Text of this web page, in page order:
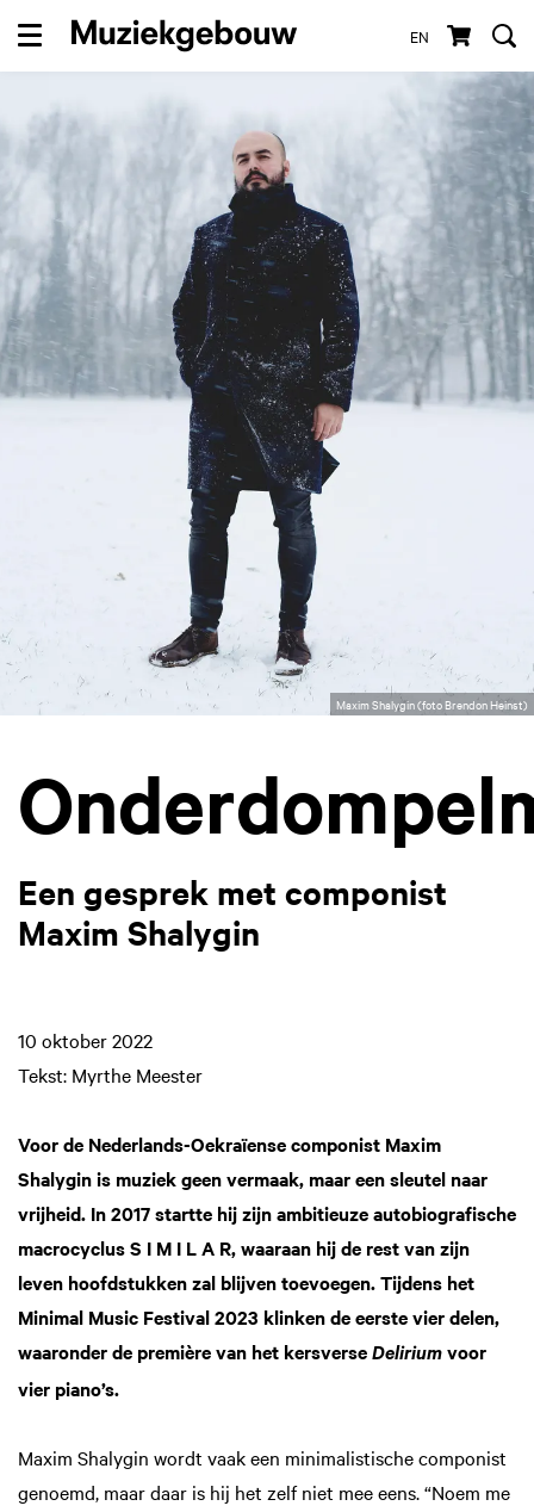
EN
Menu
Maxim Shalygin (foto Brendon Heinst)
Een gesprek met componist
Maxim Shalygin
10 oktober 2022
Tekst: Myrthe Meester
Voor de Nederlands-Oekraïense componist Maxim
Shalygin is muziek geen vermaak, maar een sleutel naar
vrijheid. In 2017 startte hij zijn ambitieuze autobiografische
macrocyclus S I M I L A R, waaraan hij de rest van zijn
leven hoofdstukken zal blijven toevoegen. Tijdens het
Minimal Music Festival 2023 klinken de eerste vier delen,
waaronder de première van het kersverse Delirium voor
vier piano’s.
Maxim Shalygin wordt vaak een minimalistische componist
genoemd, maar daar is hij het zelf niet mee eens. “Noem me